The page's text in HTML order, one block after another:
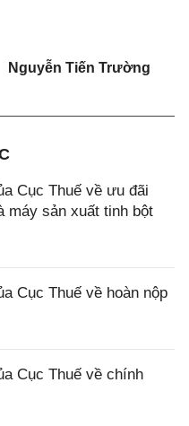
Nguyễn Tiến Trường
Cục Thuế về ưu đãi
máy sản xuất tinh bột
Cục Thuế về hoàn nộp
Cục Thuế về chính